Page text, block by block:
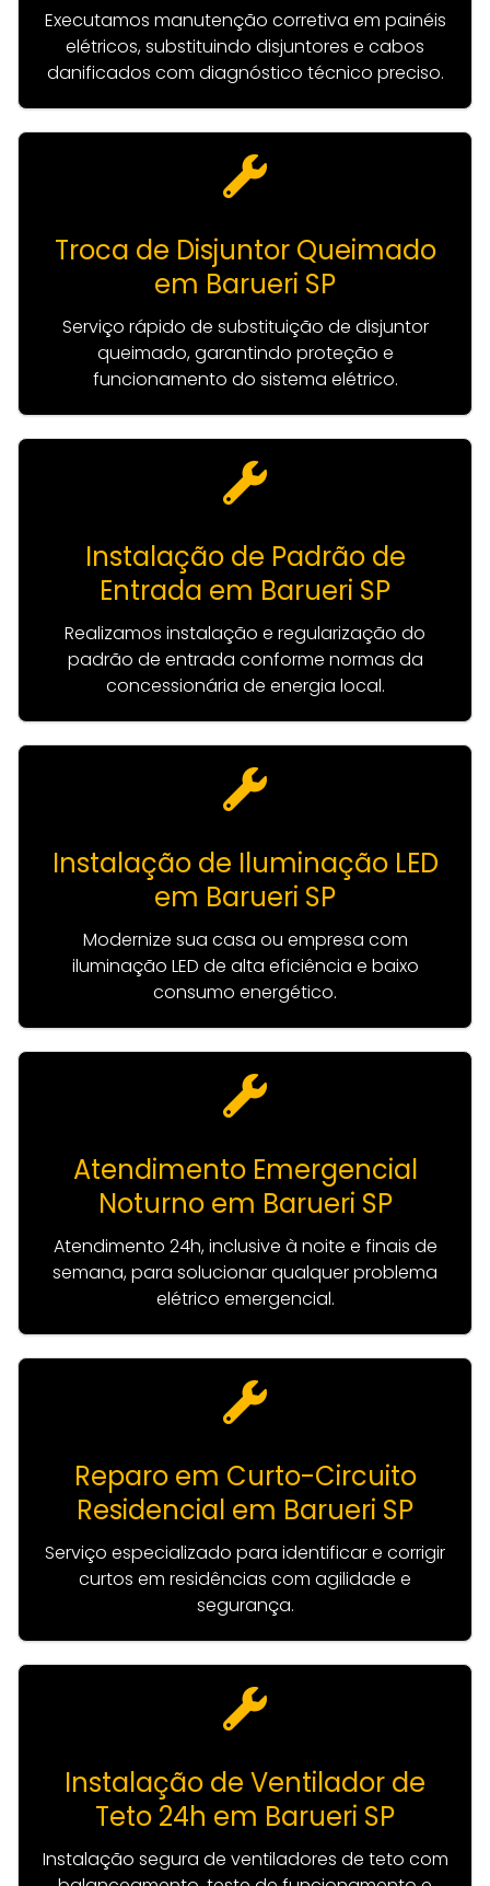
Executamos manutenção corretiva em painéis
elétricos, substituindo disjuntores e cabos
danificados com diagnóstico técnico preciso.
Troca de Disjuntor Queimado
em Barueri SP
Serviço rápido de substituição de disjuntor
queimado, garantindo proteção e
funcionamento do sistema elétrico.
Instalação de Padrão de
Entrada em Barueri SP
Realizamos instalação e regularização do
padrão de entrada conforme normas da
concessionária de energia local.
Instalação de Iluminação LED
em Barueri SP
Modernize sua casa ou empresa com
iluminação LED de alta eficiência e baixo
consumo energético.
Atendimento Emergencial
Noturno em Barueri SP
Atendimento 24h, inclusive à noite e finais de
semana, para solucionar qualquer problema
elétrico emergencial.
Reparo em Curto-Circuito
Residencial em Barueri SP
Serviço especializado para identificar e corrigir
curtos em residências com agilidade e
segurança.
Instalação de Ventilador de
Teto 24h em Barueri SP
Instalação segura de ventiladores de teto com